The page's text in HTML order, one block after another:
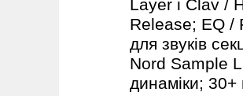
Layer і Clav /
Release; EQ /
для звуків
Nord Sample
динаміки; 30+